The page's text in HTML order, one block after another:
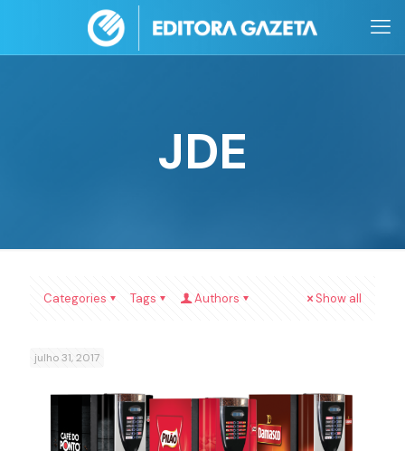
JDE
Categories Tags Authors Show all
julho 31, 2017